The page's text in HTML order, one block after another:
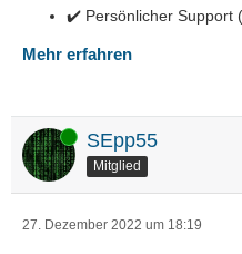
✔️ Persönlicher Support
Mehr erfahren
Online SEpp55
Mitglied
27. Dezember 2022 um 18:19